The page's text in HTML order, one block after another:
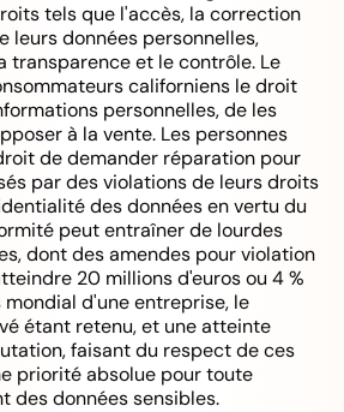
tels que l'accès, la correction
leurs données personnelles,
transparence et le contrôle. Le
californiens le droit
personnelles, de les
à la vente. Les personnes
de demander réparation pour
par des violations de leurs droits
des données en vertu du
peut entraîner de lourdes
dont des amendes pour violation
20 millions d'euros ou 4 %
d'une entreprise, le
étant retenu, et une atteinte
faisant du respect de ces
priorité absolue pour toute
des données sensibles.